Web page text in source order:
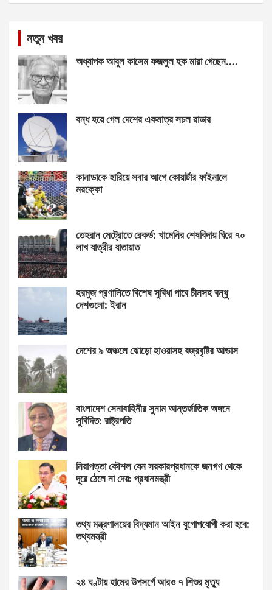
নতুন খবর
অধ্যাপক আবুল কাসেম ফজলুল হক মারা গেছেন….
বন্ধ হয়ে গেল দেশের একমাত্র সচল রাডার
কানাডাকে হারিয়ে সবার আগে কোয়ার্টার ফাইনালে
মরক্কো
তেহরান মেট্রোতে রেকর্ড: খামেনির শেষবিদায় ঘিরে ৭০
লাখ যাত্রীর যাতায়াত
হরমুজ প্রণালিতে বিশেষ সুবিধা পাবে চীনসহ বন্ধু
দেশগুলো: ইরান
দেশের ৯ অঞ্চলে ঝোড়ো হাওয়াসহ বজ্রবৃষ্টির আভাস
বাংলাদেশ সেনাবাহিনীর সুনাম আন্তর্জাতিক অঙ্গনে
সুবিদিত: রাষ্ট্রপতি
নিরাপত্তা কৌশল যেন সরকারপ্রধানকে জনগণ থেকে
দূরে ঠেলে না দেয়: প্রধানমন্ত্রী
তথ্য মন্ত্রণালয়ের বিদ্যমান আইন যুগোপযোগী করা হবে:
তথ্যমন্ত্রী
২৪ ঘণ্টায় হামের উপসর্গে আরও ৭ শিশুর মৃত্যু